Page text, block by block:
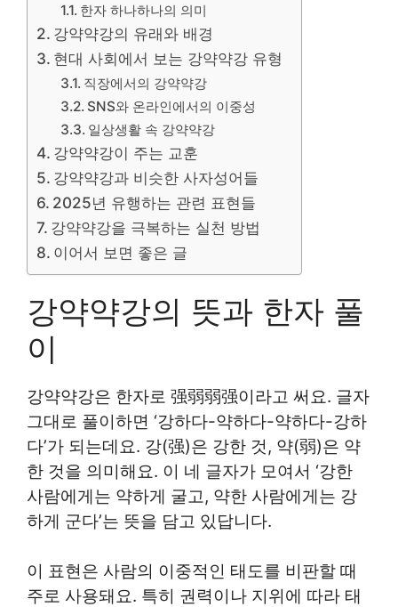
한자 하나하나의 의미
강약약강의 유래와 배경
현대 사회에서 보는 강약약강 유형
직장에서의 강약약강
SNS와 온라인에서의 이중성
일상생활 속 강약약강
강약약강이 주는 교훈
강약약강과 비슷한 사자성어들
2025년 유행하는 관련 표현들
강약약강을 극복하는 실천 방법
이어서 보면 좋은 글
강약약강의 뜻과 한자 풀
이
강약약강은 한자로 强弱弱强이라고 써요. 글자
그대로 풀이하면 ‘강하다-약하다-약하다-강하
다’가 되는데요. 강(强)은 강한 것, 약(弱)은 약
한 것을 의미해요. 이 네 글자가 모여서 ‘강한
사람에게는 약하게 굴고, 약한 사람에게는 강
하게 군다’는 뜻을 담고 있답니다.
이 표현은 사람의 이중적인 태도를 비판할 때
주로 사용돼요. 특히 권력이나 지위에 따라 태